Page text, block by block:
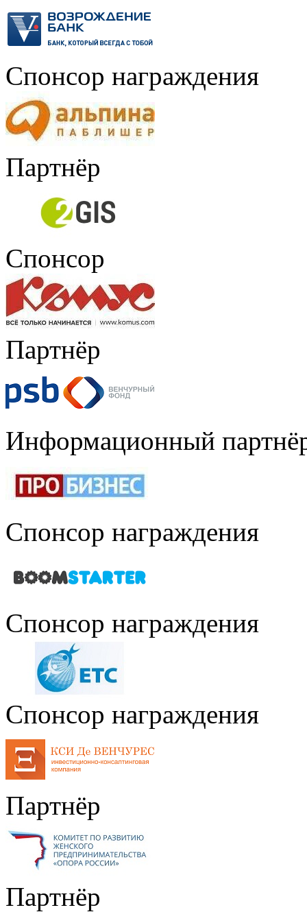
Спонсор награждения
Партнёр
Спонсор
Партнёр
Информационный
Спонсор награждения
Спонсор награждения
Спонсор награждения
Партнёр
Партнёр